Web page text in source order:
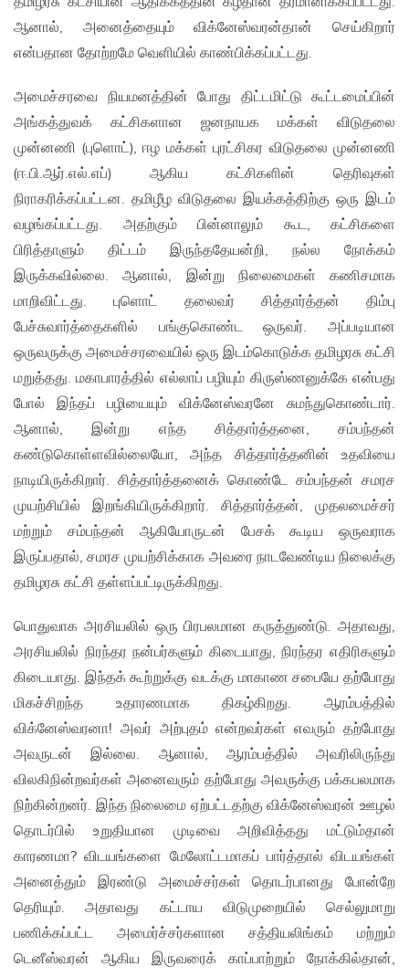
ஆனால், அனைத்தையும் விக்னேஸ்வரன்தான் செய்கிறார்
என்பதான தோற்றமே வெளியில் காண்பிக்கப்பட்டது.
அமைச்சரவை நியமனத்தின் போது திட்டமிட்டு கூட்டமைப்பின்
அங்கத்துவக் கட்சிகளான ஜனநாயக மக்கள் விடுதலை
முன்னணி (புளொட்), ஈழ மக்கள் புரட்சிகர விடுதலை முன்னணி
(ஈ.பி.ஆர்.எல்.எப்) ஆகிய கட்சிகளின் தெரிவுகள்
நிராகரிக்கப்பட்டன. தமிழீழ விடுதலை இயக்கத்திற்கு ஒரு இடம்
வழங்கப்பட்டது. அதற்கும் பின்னாலும் கூட, கட்சிகளை
பிரித்தாளும் திட்டம் இருந்ததேயன்றி, நல்ல நோக்கம்
இருக்கவில்லை. ஆனால், இன்று நிலைமைகள் கணிசமாக
மாறிவிட்டது. புளொட் தலைவர் சித்தார்த்தன் திம்பு
பேச்சுவார்த்தைகளில் பங்குகொண்ட ஒருவர். அப்படியான
ஒருவருக்கு அமைச்சரவையில் ஒரு இடம்கொடுக்க தமிழரசு கட்சி
மறுத்தது. மகாபாரத்தில் எல்லாப் பழியும் கிருஸ்ணனுக்கே என்பது
போல் இந்தப் பழியையும் விக்னேஸ்வரனே சுமந்துகொண்டார்.
ஆனால், இன்று எந்த சித்தார்த்தனை, சம்பந்தன்
கண்டுகொள்ளவில்லையோ, அந்த சித்தார்த்தனின் உதவியை
நாடியிருக்கிறார். சித்தார்த்தனைக் கொண்டே சம்பந்தன் சமரச
முயற்சியில் இறங்கியிருக்கிறார். சித்தார்த்தன், முதலமைச்சர்
மற்றும் சம்பந்தன் ஆகியோருடன் பேசக் கூடிய ஒருவராக
இருப்பதால், சமரச முயற்சிக்காக அவரை நாடவேண்டிய நிலைக்கு
தமிழரசு கட்சி தள்ளப்பட்டிருக்கிறது.
பொதுவாக அரசியலில் ஒரு பிரபலமான கருத்துண்டு. அதாவது,
அரசியலில் நிரந்தர நன்பர்களும் கிடையாது, நிரந்தர எதிரிகளும்
கிடையாது. இந்தக் கூற்றுக்கு வடக்கு மாகாண சபையே தற்போது
மிகச்சிறந்த உதாரணமாக திகழ்கிறது. ஆரம்பத்தில்
விக்னேஸ்வரனா! அவர் அற்புதம் என்றவர்கள் எவரும் தற்போது
அவருடன் இல்லை. ஆனால், ஆரம்பத்தில் அவரிலிருந்து
விலகிநின்றவர்கள் அனைவரும் தற்போது அவருக்கு பக்கபலமாக
நிற்கின்றனர். இந்த நிலைமை ஏற்பட்டதற்கு விக்னேஸ்வரன் ஊழல்
தொடர்பில் உறுதியான முடிவை அறிவித்தது மட்டும்தான்
காரணமா? விடயங்களை மேலோட்டமாகப் பார்த்தால் விடயங்கள்
அனைத்தும் இரண்டு அமைச்சர்கள் தொடர்பானது போன்றே
தெரியும். அதாவது கட்டாய விடுமுறையில் செல்லுமாறு
பணிக்கப்பட்ட அமைர்ச்சர்களான சத்தியலிங்கம் மற்றும்
டெனீஸ்வரன் ஆகிய இருவரைக் காப்பாற்றும் நோக்கில்தான்,